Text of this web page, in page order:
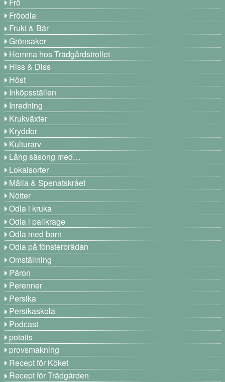
Frö
Fröodla
Frukt & Bär
Grönsaker
Hemma hos Trädgårdstrollet
Hiss & Diss
Höst
Inköpsställen
Inredning
Krukväxter
Kryddor
Kulturarv
Lång säsong med…
Lokalsorter
Målla & Spenatskrået
Nötter
Odla i kruka
Odla i pallkrage
Odla med barn
Odla på fönsterbrädan
Omställning
Päron
Perenner
Persika
Persikaskola
Podcast
potatis
provsmakning
Recept för Köket
Recept för Trädgården